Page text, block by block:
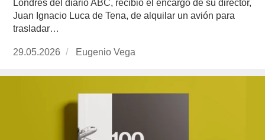
Londres del diario ABC, recibió el encargo de su director,
Juan Ignacio Luca de Tena, de alquilar un avión para
trasladar…
Publicado
29.05.2026 https://www.experimenta.es/author/info1/
Eugenio Vega